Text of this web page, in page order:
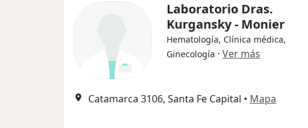
Laboratorio Dras.
Kurgansky - Monier
Hematología, Clínica médica,
Ginecología · Ver más
Catamarca 3106, Santa Fe Capital • Mapa